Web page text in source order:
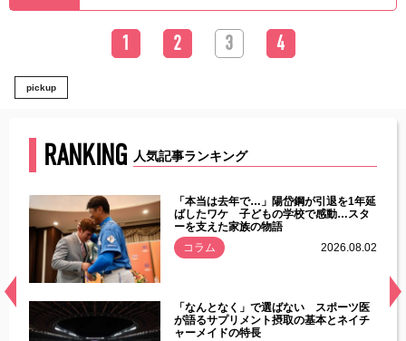
1 2 3 4
pickup
RANKING 人気記事ランキング
常
「本当は去年で…」陽岱鋼が引退を1年延
ばしたワケ 子どもの学校で感動…スタ
ーを支えた家族の物語
コラム
2026.08.02
「なんとなく」で選ばない スポーツ医
が語るサプリメント摂取の基本とネイチ
ャーメイドの特長